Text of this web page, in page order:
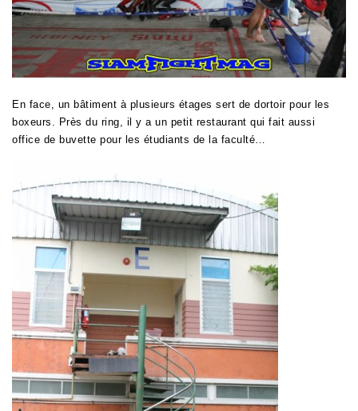
En face, un bâtiment à plusieurs étages sert de dortoir pour les
boxeurs. Près du ring, il y a un petit restaurant qui fait aussi
office de buvette pour les étudiants de la faculté…